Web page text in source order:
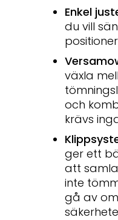
Enkel
du vill
växla
och
krävs
ger ett
att
inte
gå av